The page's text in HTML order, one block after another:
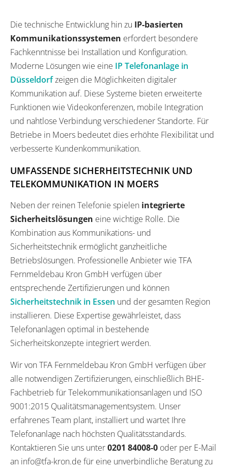
Die technische Entwicklung hin zu IP-basierten
Kommunikationssystemen erfordert besondere
Fachkenntnisse bei Installation und Konfiguration.
Moderne Lösungen wie eine IP Telefonanlage in
Düsseldorfzeigen die Möglichkeiten digitaler
Kommunikation auf. Diese Systeme bieten erweiterte
Funktionen wie Videokonferenzen, mobile Integration
und nahtlose Verbindung verschiedener Standorte. Für
Betriebe in Moers bedeutet dies erhöhte Flexibilität und
verbesserte Kundenkommunikation.
UMFASSENDE SICHERHEITSTECHNIK UND
TELEKOMMUNIKATION IN MOERS
Neben der reinen Telefonie spielen integrierte
Sicherheitslösungen eine wichtige Rolle. Die
Kombination aus Kommunikations- und
Sicherheitstechnik ermöglicht ganzheitliche
Betriebslösungen. Professionelle Anbieter wie TFA
Fernmeldebau Kron GmbH verfügen über
entsprechende Zertifizierungen und können
Sicherheitstechnik in Essen und der gesamten Region
installieren. Diese Expertise gewährleistet, dass
Telefonanlagen optimal in bestehende
Sicherheitskonzepte integriert werden.
Wir von TFA Fernmeldebau Kron GmbH verfügen über
alle notwendigen Zertifizierungen, einschließlich BHE-
Fachbetrieb für Telekommunikationsanlagen und ISO
9001:2015 Qualitätsmanagementsystem. Unser
erfahrenes Team plant, installiert und wartet Ihre
Telefonanlage nach höchsten Qualitätsstandards.
Kontaktieren Sie uns unter0201 84008-0 oder per E-Mail
an info@tfa-kron.de für eine unverbindliche Beratung zu